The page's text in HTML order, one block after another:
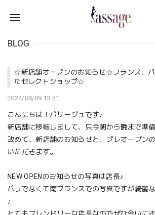
BLOG
☆新店舗オープンのお知らせ☆フランス、
たセレクトショップ☆
2024/08/09 13:51
こんにちは！パサージュです♪
新店舗に移転しまして、只今朝から晩まで準備
改めて、新店舗のお知らせと、プレオープン
いただきます。
NEW OPENのお知らせの写真は店長♪
パリでなくて南フランスでの写真ですが綺麗
♪